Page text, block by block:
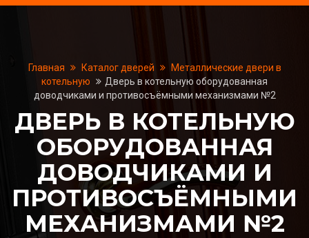
Главная Каталог дверей
Металлические двери в
котельную
Дверь в котельную оборудованная
доводчиками и противосъёмными механизмами №2
ДВЕРЬ В КОТЕЛЬНУЮ
ОБОРУДОВАННАЯ
ДОВОДЧИКАМИ И
ПРОТИВОСЪЁМНЫМИ
МЕХАНИЗМАМИ №2